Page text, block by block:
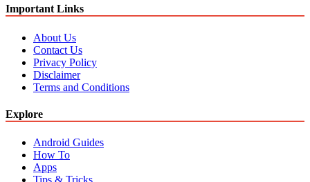
Important Links
About Us
Contact Us
Privacy Policy
Disclaimer
Terms and Conditions
Explore
Android Guides
How To
Apps